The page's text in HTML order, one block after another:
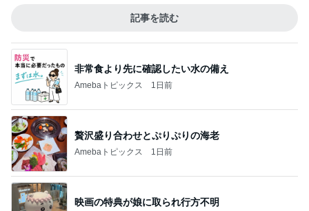
記事を読む
非常食より先に確認したい水の備え
Amebaトピックス 1日前
贅沢盛り合わせとぷりぷりの海老
Amebaトピックス 1日前
映画の特典が娘に取られ行方不明